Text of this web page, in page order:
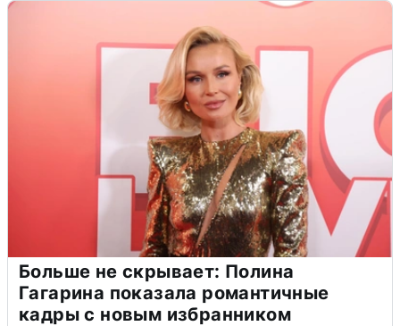
Больше не скрывает: Полина
Гагарина показала романтичные
кадры с новым избранником